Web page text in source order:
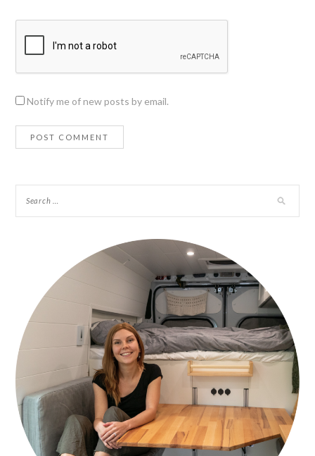
Notify me of new posts by email.